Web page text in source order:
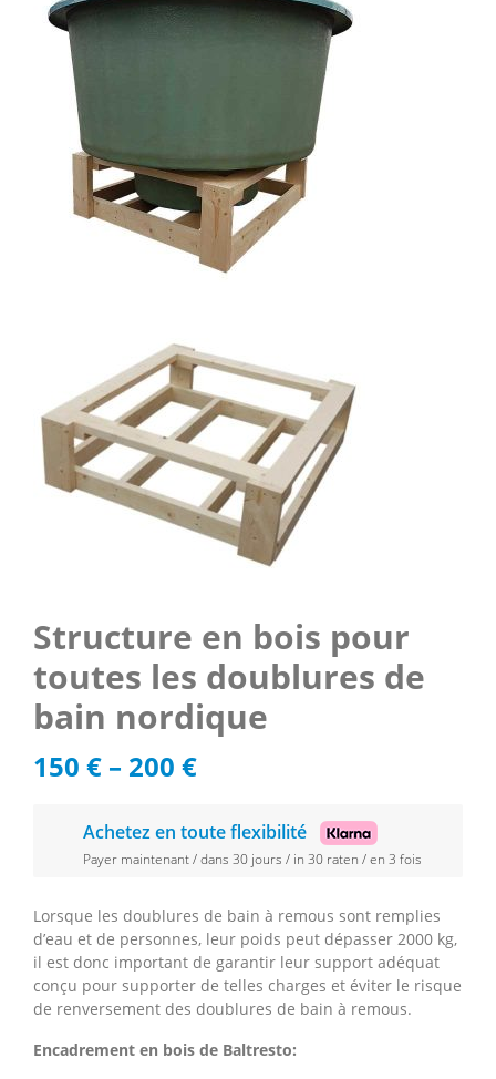
Structure en bois pour
toutes les doublures de
bain nordique
150 € – 200 €
Achetez en toute flexibilité
Payer maintenant / dans 30 jours / in 30 raten / en 3 fois
Lorsque les doublures de bain à remous sont remplies
d’eau et de personnes, leur poids peut dépasser 2000 kg,
il est donc important de garantir leur support adéquat
conçu pour supporter de telles charges et éviter le risque
de renversement des doublures de bain à remous.
Encadrement en bois de Baltresto: